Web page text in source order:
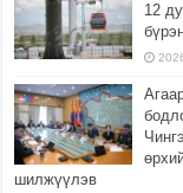
12
шилжүүлэв